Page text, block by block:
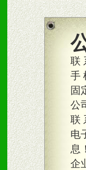
商利润。
2、区域
合作关
三、物
1、免费
2、不定
知名度
联
手
固
公
联
电
息！
企